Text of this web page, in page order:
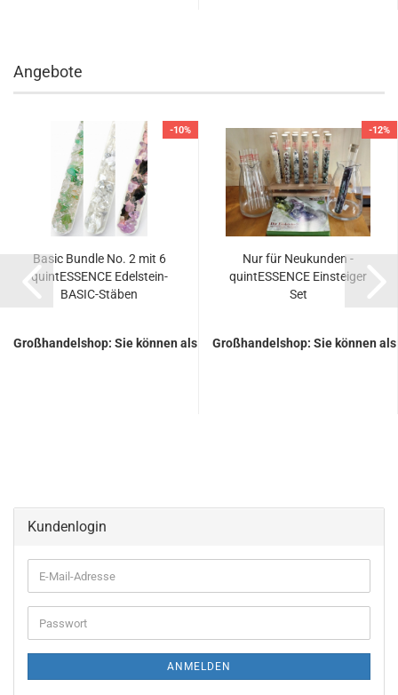
Angebote
-10%
Basic Bund­le No. 2 mit 6
quintESSENCE Edelstein-​​
BASIC-​Stäben
Großhandelshop: Sie können als Gast keine Preise sehen.
-12%
Nur für Neu­kun­den -
quintESSENCE Ein­stei­ger
Set
Großhandelshop: Sie können
Kundenlogin
E-
Mail-
Adresse
Passwort
ANMELDEN